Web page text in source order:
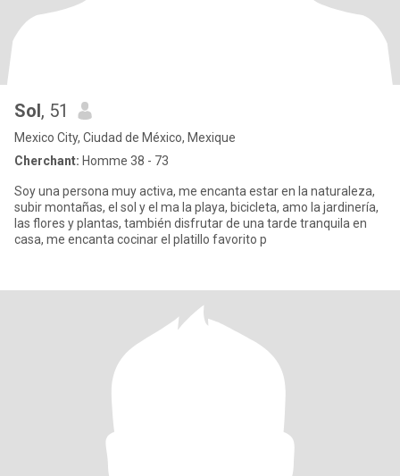
Sol, 51
Mexico City, Ciudad de México, Mexique
Cherchant: Homme 38 - 73
Soy una persona muy activa, me encanta estar en la naturaleza,
subir montañas, el sol y el ma la playa, bicicleta, amo la jardinería,
las flores y plantas, también disfrutar de una tarde tranquila en
casa, me encanta cocinar el platillo favorito p